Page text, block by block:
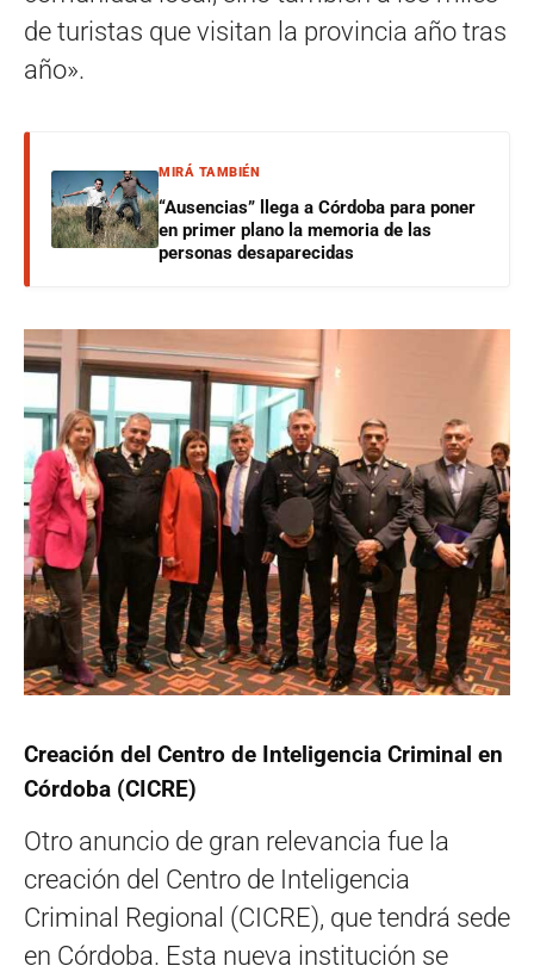
de turistas que visitan la provincia año tras
año».
MIRÁ TAMBIÉN
“Ausencias” llega a Córdoba para poner
en primer plano la memoria de las
personas desaparecidas
Creación del Centro de Inteligencia Criminal en
Córdoba (CICRE)
Otro anuncio de gran relevancia fue la
creación del Centro de Inteligencia
Criminal Regional (CICRE), que tendrá sede
en Córdoba. Esta nueva institución se